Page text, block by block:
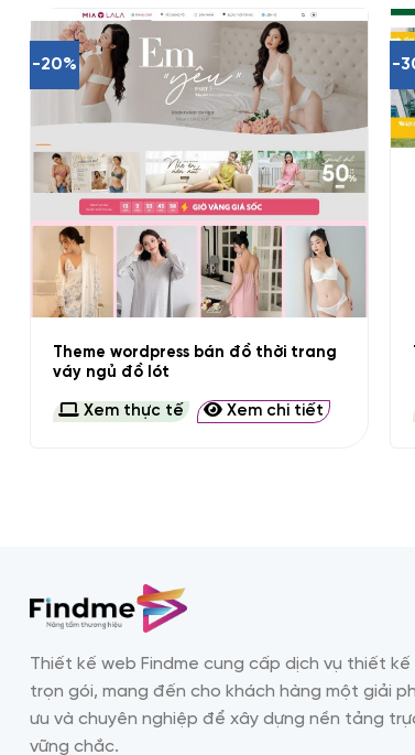
-20%
+
Theme wordpress bán đồ thời trang
váy ngủ đồ lót
Xem thực tế Xem chi tiết
-
Thiết kế web Findme cung cấp dịch vụ thiết
trọn gói, mang đến cho khách hàng một giải
ưu và chuyên nghiệp để xây dựng nền tảng
vững chắc.